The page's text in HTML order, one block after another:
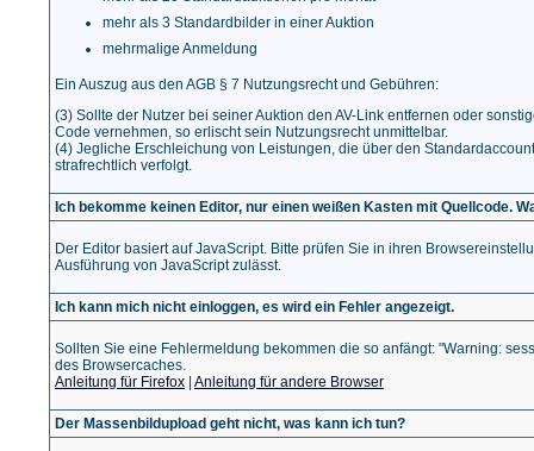
mehr als 3 Standardbilder in einer Auktion
mehrmalige Anmeldung
Ein Auszug aus den AGB § 7 Nutzungsrecht und Gebühren:
(3) Sollte der Nutzer bei seiner Auktion den AV-Link entfernen oder
Code vernehmen, so erlischt sein Nutzungsrecht unmittelbar.
(4) Jegliche Erschleichung von Leistungen, die über den
strafrechtlich verfolgt.
Ich bekomme keinen Editor, nur einen weißen Kasten mit Quellcode.
Der Editor basiert auf JavaScript. Bitte prüfen Sie in ihren
Ausführung von JavaScript zulässt.
Ich kann mich nicht einloggen, es wird ein Fehler angezeigt.
Sollten Sie eine Fehlermeldung bekommen die so anfängt: "Warning:
des Browsercaches.
Anleitung für Firefox Anleitung für andere Browser
Der Massenbildupload geht nicht, was kann ich tun?